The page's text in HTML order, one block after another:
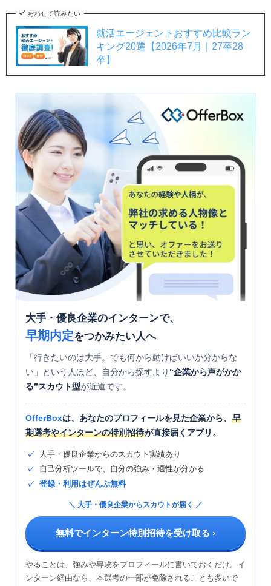
あわせて読みたい
就活エージェントおすすめ比較ラン
キング20選【2026年7月｜27卒28
卒】
大手・優良企業のインターンで、
早期内定をつかみたい人へ
「行きたいのは大手。でも何から動けばいいか分からな
い」という人ほど、自分から探すより “企業から声がかか
る”スカウト型が近道です。
OfferBoxは、あなたのプロフィールを見た企業から、 早
期選考やインターンの特別招待が直接届くアプリ。
大手・優良企業からのスカウト実績あり
自己分析ツールで、自分の強み・適性が分かる
登録・利用はぜんぶ無料
＼ 大手・優良企業からスカウトが届く ／
無料でインターン特別招待を受け取る ›
やることは、強みや専攻をプロフィールに書いておくだけ。イ
ンターン経由なら、本選考の一部が免除されることも多いで